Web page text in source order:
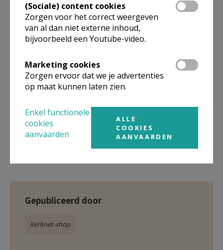
van de Bantoe-filosofie die een eigen toegang bood
tot de betekenis van het leven.
Nederlandse vertaling met een inleiding door Angela
Roothaan, initiator van het Bantu Philosophy project.
priester. Hij werd uitgezonden naar Congo en
schreef daar zijn meesterwerk over de Bantoe-
Gepubliceerd door
Kerknet-shop
(Sociale) content cookies
Zorgen voor het correct weergeven
van al dan niet externe inhoud,
bijvoorbeeld een Youtube-video.
Marketing cookies
Zorgen ervoor dat we je advertenties
op maat kunnen laten zien.
Enkel functionele
cookies
aanvaarden
ALLE
COOKIES
AANVAARDEN